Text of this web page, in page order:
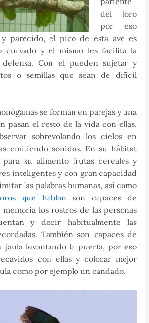
del loro
por eso
parecido, el pico de esta ave es
curvado y el mismo les facilita la
Con el pueden sujetar y
o semillas que sean de difícil
se forman en parejas y una
pasan el resto de la vida con ellas,
sobrevolando los cielos en
emitiendo sonidos. En su hábitat
su alimento frutas cereales y
inteligentes y con gran capacidad
las palabras humanas, así como
que hablan son capaces de
los rostros de las personas
y decir habitualmente las
También son capaces de
jaula levantando la puerta, por eso
con ellas y colocar mejor
como por ejemplo un candado.